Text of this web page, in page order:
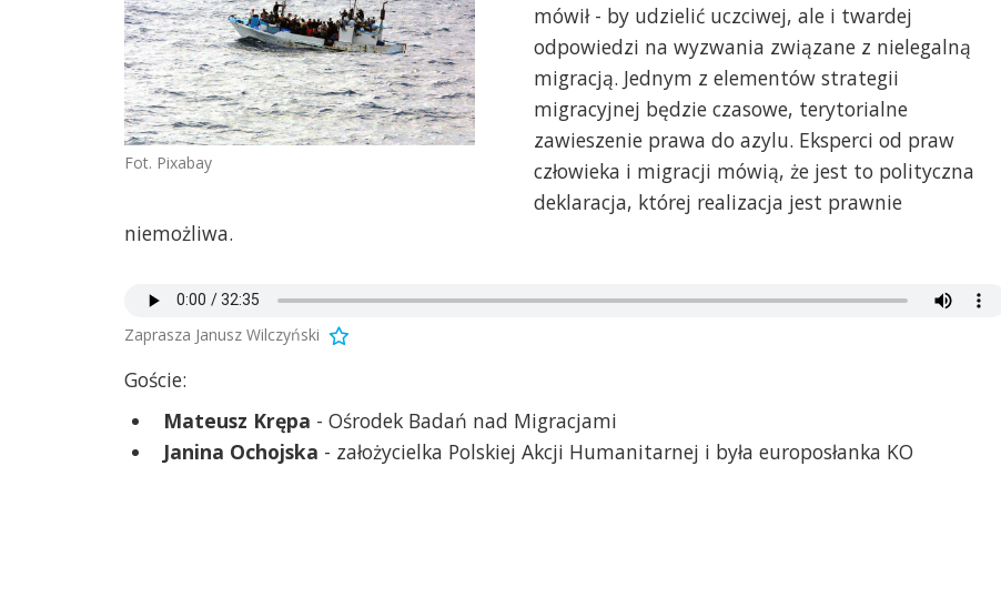
Fot. Pixabay
mówił - by udzielić uczciwej, ale i twardej
odpowiedzi na wyzwania związane z nielegalną
migracją. Jednym z elementów strategii
migracyjnej będzie czasowe, terytorialne
zawieszenie prawa do azylu. Eksperci od praw
człowieka i migracji mówią, że jest to polityczna
deklaracja, której realizacja jest prawnie
niemożliwa.
Zaprasza Janusz Wilczyński
Goście:
Mateusz Krępa - Ośrodek Badań nad Migracjami
Janina Ochojska - założycielka Polskiej Akcji Humanitarnej i była europosłanka KO